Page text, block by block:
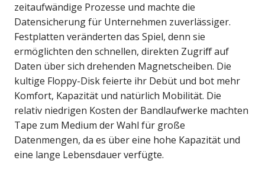
zeitaufwändige Prozesse und machte die
Datensicherung für Unternehmen zuverlässiger.
Festplatten veränderten das Spiel, denn sie
ermöglichten den schnellen, direkten Zugriff auf
Daten über sich drehenden Magnetscheiben. Die
kultige Floppy-Disk feierte ihr Debüt und bot mehr
Komfort, Kapazität und natürlich Mobilität. Die
relativ niedrigen Kosten der Bandlaufwerke machten
Tape zum Medium der Wahl für große
Datenmengen, da es über eine hohe Kapazität und
eine lange Lebensdauer verfügte.